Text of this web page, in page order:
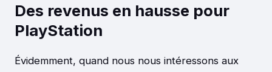
Des revenus en hausse pour
PlayStation
Évidemment, quand nous nous intéressons aux